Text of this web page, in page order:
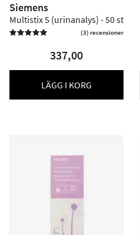
Siemens
Multistix 5 (urinanalys) - 50 st
 (3) recensioner
337,00
LÄGG I KORG